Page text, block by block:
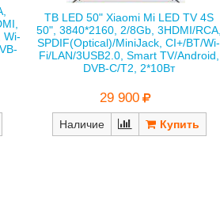
Wi-
ТВ LED 50" Xiaomi Mi LED TV 4S
50", 3840*2160, 2/8Gb, 3HDMI/RCA,
SPDIF(Optical)/MiniJack, CI+/BT/Wi-
Fi/LAN/3USB2.0, Smart TV/Android,
DVB-C/T2, 2*10Вт
29 900
Наличие